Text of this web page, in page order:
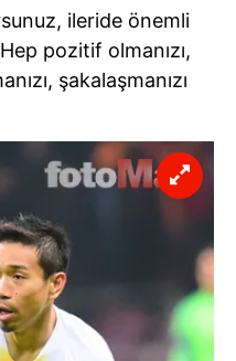
ileride önemli
pozitif olmanızı,
şakalaşmanızı